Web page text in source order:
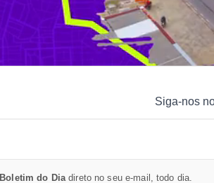
Siga-nos
Boletim do Diadireto no seu e-mail, todo dia.